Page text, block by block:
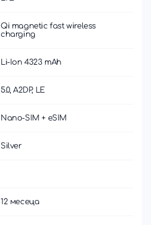
Qi magnetic fast wireless
charging
Li-Ion 4323 mAh
5.0, A2DP, LE
Nano-SIM + eSIM
Silver
12 месеца